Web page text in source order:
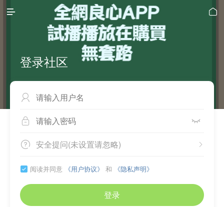
 
登录社区

 
 
安全提问(未设置请忽略)
 阅读并同意 《用户协议》 和 《隐私声明》
登录